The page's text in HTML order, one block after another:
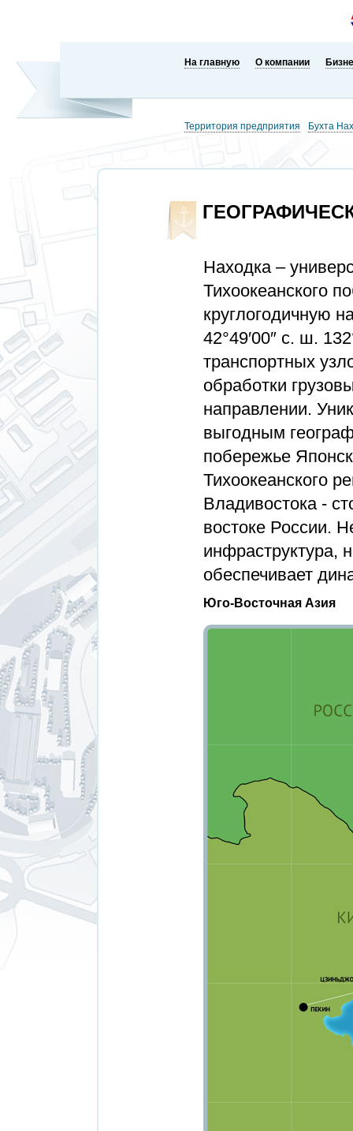
На главную О компании
Территория предприятия Бухта
Находка –
Тихоокеанского
круглогодичную
42°49′00″ с. ш.
транспортных
обработки
направлении.
выгодным
побережье
Тихоокеанского
Владивостока -
востоке России.
инфраструктура,
обеспечивает
Юго-Восточная Азия